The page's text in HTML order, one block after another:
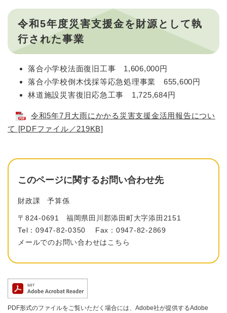
令和5年度災害支援金を財源として執
行された事業
落合小学校法面復旧工事 1,606,000円
落合小学校倒木伐採等応急処理事業 655,600円
林道施設災害復旧応急工事 1,725,684円
令和5年7月大雨にかかる災害支援金活用報告につい
て [PDFファイル／219KB]
このページに関するお問い合わせ先
財政課 予算係
〒824-0691
福岡県田川郡添田町大字添田2151
Tel：0947-82-0350
Fax：0947-82-2869
メールでのお問い合わせはこちら
PDF形式のファイルをご覧いただく場合には、Adobe社が提供するAdobe